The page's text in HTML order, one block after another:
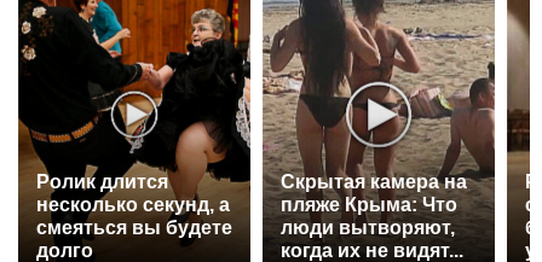
Ролик длится
несколько секунд, а
смеяться вы будете
долго
Скрытая камера на
пляже Крыма: Что
люди вытворяют,
когда их не видят...